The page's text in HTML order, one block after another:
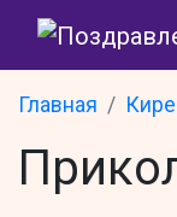
Главная